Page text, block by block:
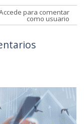
para comentar
como usuario